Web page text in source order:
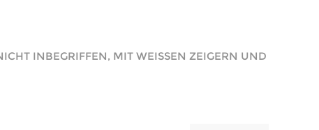
INBEGRIFFEN, MIT WEISSEN ZEIGERN UND